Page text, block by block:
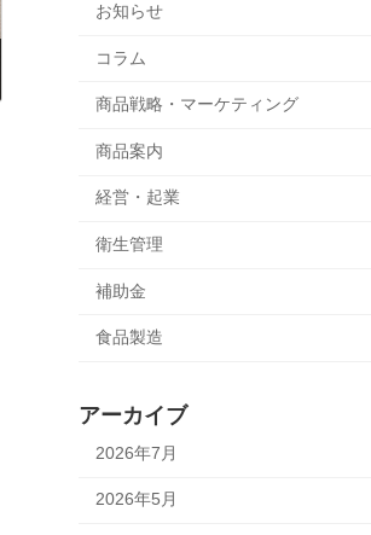
お知らせ
コラム
商品戦略・マーケティング
商品案内
経営・起業
衛生管理
補助金
食品製造
アーカイブ
2026年7月
2026年5月